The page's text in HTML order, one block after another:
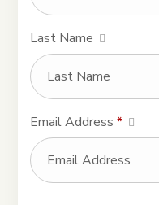
Last Name
Email Address*